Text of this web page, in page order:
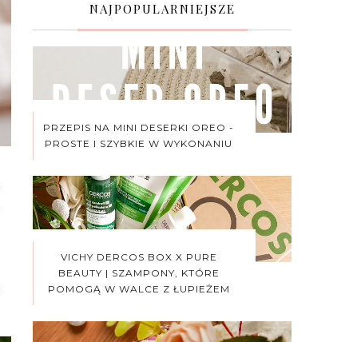
NAJPOPULARNIEJSZE
PRZEPIS NA MINI DESERKI OREO -
PROSTE I SZYBKIE W WYKONANIU
VICHY DERCOS BOX X PURE
BEAUTY | SZAMPONY, KTÓRE
POMOGĄ W WALCE Z ŁUPIEŻEM